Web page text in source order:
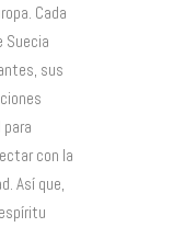
Cada
Suecia
sus
con la
Así que,